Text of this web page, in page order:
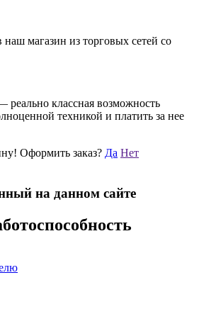
наш магазин из торговых сетей со
классная возможность
техникой и платить за нее
Оформить заказ? Да Нет
на данном сайте